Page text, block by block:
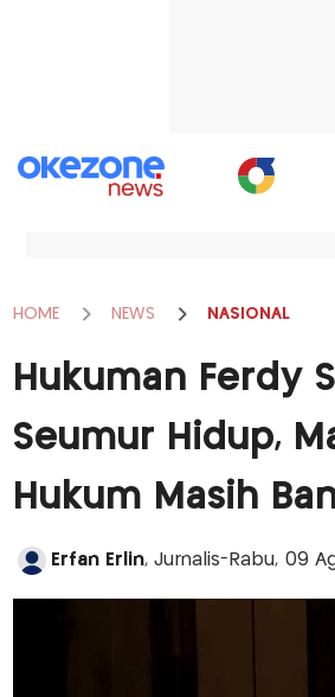
HOME NEWS NASIONAL
Hukuman Ferdy
Seumur Hidup,
Hukum Masih
Erfan Erlin, Jurnalis-Rabu, 09